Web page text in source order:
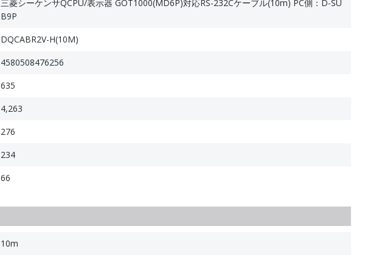
三菱シーケンサQCPU/表示器 GOT1000(MD6P)対応RS-232Cケーブル(10m) PC側：D-SU
B9P
DQCABR2V-H(10M)
4580508476256
635
4,263
276
234
66
10m